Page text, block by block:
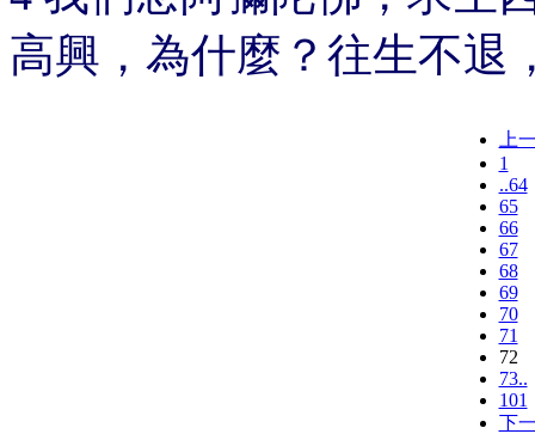
高興，為什麼？往生不退
上
1
..64
65
66
67
68
69
70
71
72
73..
101
下